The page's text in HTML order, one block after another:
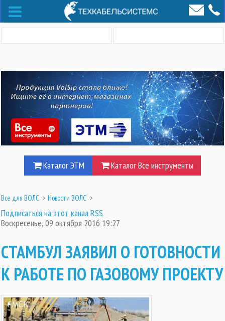
Каталог ЭТМ Каталог Все инструменты
Все для ВОЛС > Новости ВОЛС >
Подписаться на этот канал RSS
Воскресенье, 09 октября 2016 19:27
СТАМБУЛ ЗАЯВИЛ О ГОТОВНОСТИ
К РАБОТЕ ПО ГАЗОВОМУ ПРОЕКТУ